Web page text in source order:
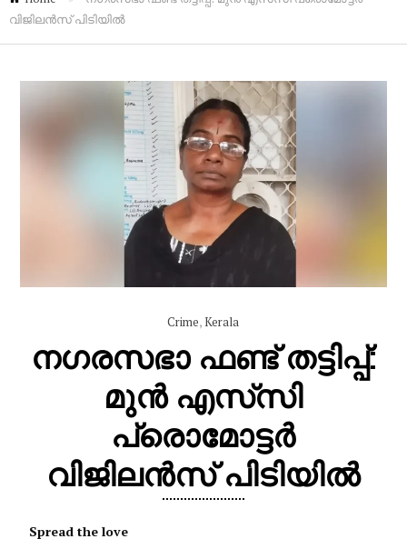
വിജിലൻസ് പിടിയിൽ
Crime,Kerala
നഗരസഭാ ഫണ്ട് തട്ടിപ്പ്:
മുൻ എസ്‌സി
പ്രൊമോട്ടർ
വിജിലൻസ് പിടിയിൽ
Spread the love